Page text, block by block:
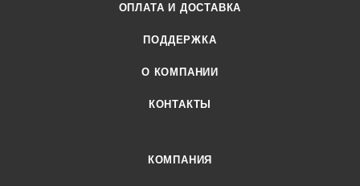
ОПЛАТА И ДОСТАВКА
ПОДДЕРЖКА
О КОМПАНИИ
КОНТАКТЫ
КОМПАНИЯ